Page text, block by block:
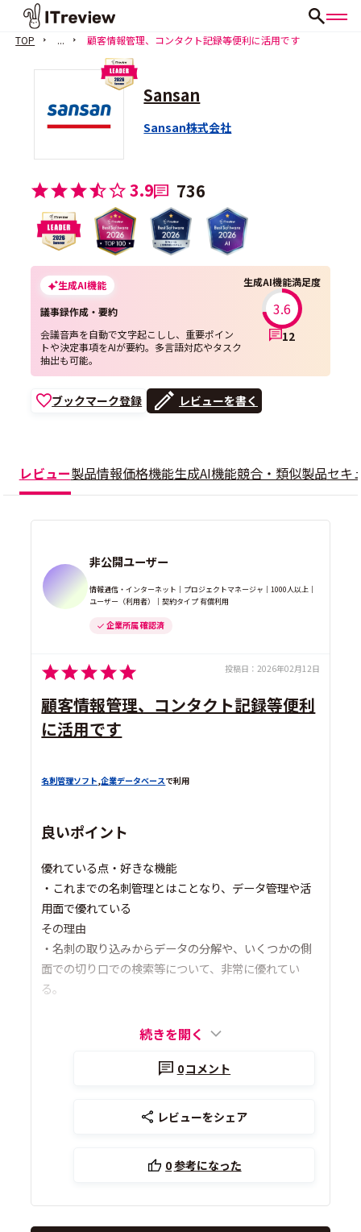
TOP ... 顧客情報管理、コンタクト記録等便利に活用です
Sansan
Sansan株式会社
3.9 736
生成AI機能
議事録作成・要約
会議音声を自動で文字起こしし、重要ポイン
トや決定事項をAIが要約。多言語対応やタスク
抽出も可能。
生成AI機能満足度
3.6
12
ブックマーク登録 レビューを書く
レビュー製品情報価格機能生成AI機能競合・類似製品セキ
非公開ユーザー
情報通信・インターネット｜プロジェクトマネージャ｜1000人以上｜
ユーザー（利用者）｜契約タイプ 有償利用
企業所属 確認済
投稿日： 2026年02月12日
顧客情報管理、コンタクト記録等便利
に活用です
名刺管理ソフト ,企業データベースで利用
良いポイント
優れている点・好きな機能
・これまでの名刺管理とはことなり、データ管理や活
用面で優れている
その理由
・名刺の取り込みからデータの分解や、いくつかの側
面での切り口での検索等について、非常に優れてい
る。
続きを開く
0コメント
レビューをシェア
0参考になった